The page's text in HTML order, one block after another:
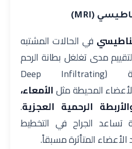
في الحالات المشتبه
مدى تغلغل بطانة الرحم
المهاجرة العميقة (Deep Infiltrating
الأمعاء،
الرحمية العجزية.
الجراح في التخطيط
الأعضاء المتأثرة مسبقاً.